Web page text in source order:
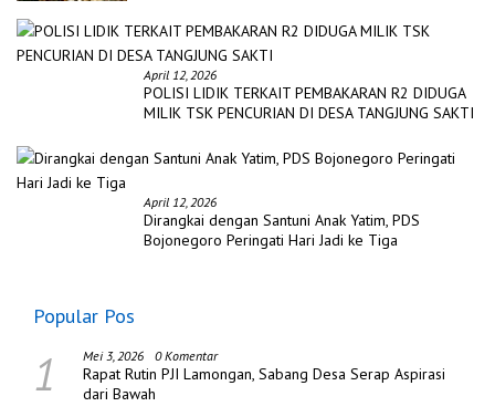
April 12, 2026
POLISI LIDIK TERKAIT PEMBAKARAN R2 DIDUGA
MILIK TSK PENCURIAN DI DESA TANGJUNG SAKTI
April 12, 2026
Dirangkai dengan Santuni Anak Yatim, PDS
Bojonegoro Peringati Hari Jadi ke Tiga
Popular Pos
1 Mei 3, 2026 0 Komentar
Rapat Rutin PJI Lamongan, Sabang Desa Serap Aspirasi
dari Bawah